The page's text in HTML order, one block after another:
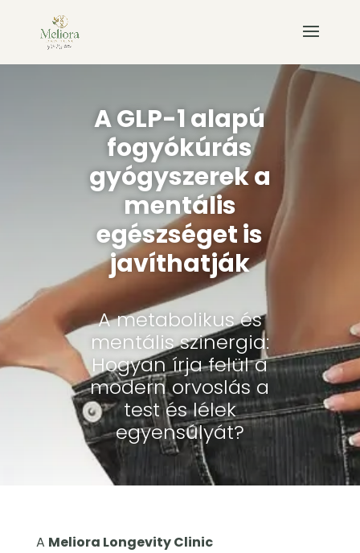
A GLP-1 alapú
fogyókúrás
gyógyszerek a
mentális
egészséget is
javíthatják
A metabolikus és
mentális szinergia:
Hogyan írja felül a
modern orvoslás a
test és lélek
egyensúlyát?
A Meliora Longevity Clinic